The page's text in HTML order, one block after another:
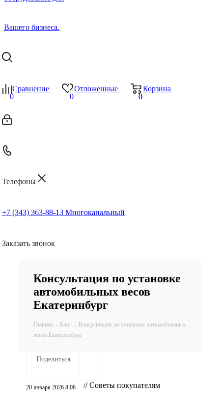
Сравнение
0
Отложенные
0
Корзина
0
0
Телефоны
+7 (343) 363-88-13 Многоканальный
Заказать звонок
Консультация по установке
автомобильных весов
Екатеринбург
Главная - Блог - Консультация по установке автомобильных
весов Екатеринбург
Поделиться
20 января 2026 8:08 // Советы покупателям